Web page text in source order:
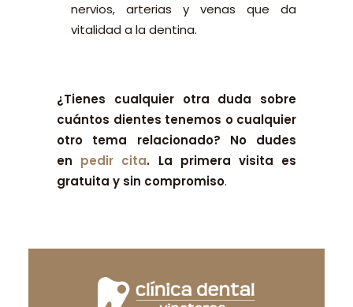
nervios, arterias y venas que da
vitalidad a la dentina.
¿Tienes cualquier otra duda sobre
cuántos dientes tenemos o cualquier
otro tema relacionado? No dudes
en pedir cita. La primera visita es
gratuita y sin compromiso.